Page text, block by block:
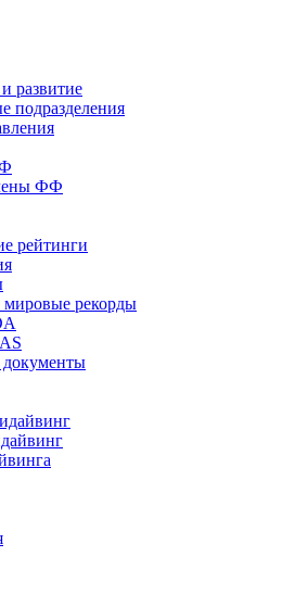
развитие
подразделения
ФФ
рейтинги
рекорды